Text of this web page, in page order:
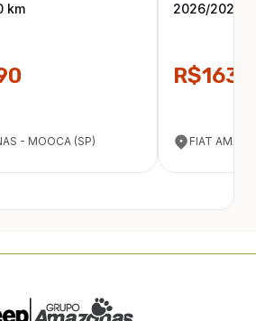
km
- MOOCA (SP)
2026/2026
FIAT